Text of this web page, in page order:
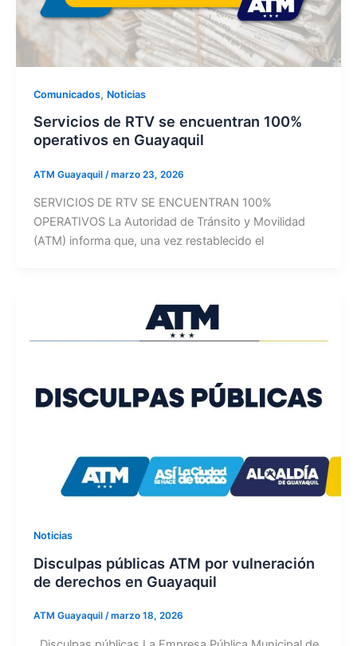
Comunicados, Noticias
Servicios de RTV se encuentran 100%
operativos en Guayaquil
ATM Guayaquil /marzo 23, 2026
SERVICIOS DE RTV SE ENCUENTRAN 100%
OPERATIVOS La Autoridad de Tránsito y Movilidad
(ATM) informa que, una vez restablecido el
Noticias
Disculpas públicas ATM por vulneración
de derechos en Guayaquil
ATM Guayaquil /marzo 18, 2026